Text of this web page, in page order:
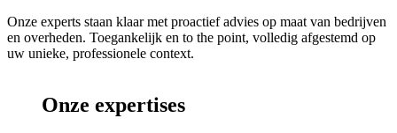
Onze experts staan klaar met proactief advies op maat van bedrijven
en overheden. Toegankelijk en to the point, volledig afgestemd op
uw unieke, professionele context.
Onze expertises